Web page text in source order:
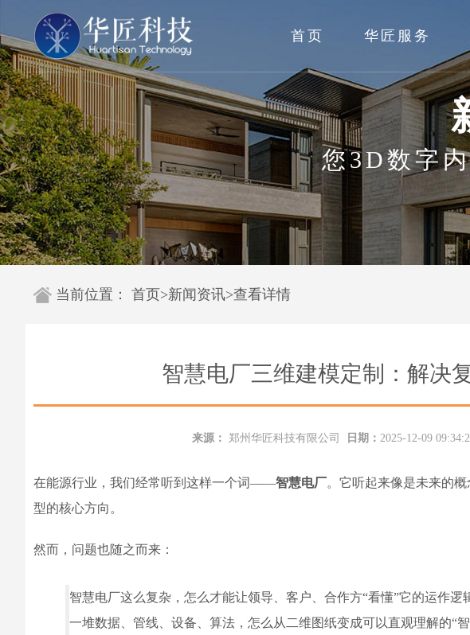
首页 华匠服务
您3D数字
当前位置： 首页>新闻资讯>查看详情
智慧电厂三维建模定制：解决
来源： 郑州华匠科技有限公司 日期： 2025-12-09
在能源行业，我们经常听到这样一个词——智慧电厂。它听起来像是未来的
型的核心方向。
然而，问题也随之而来：
智慧电厂这么复杂，怎么才能让领导、客户、合作方“看懂”它的运作逻
一堆数据、管线、设备、算法，怎么从二维图纸变成可以直观理解的“智